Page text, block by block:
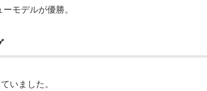
モデルが優勝。
いました。